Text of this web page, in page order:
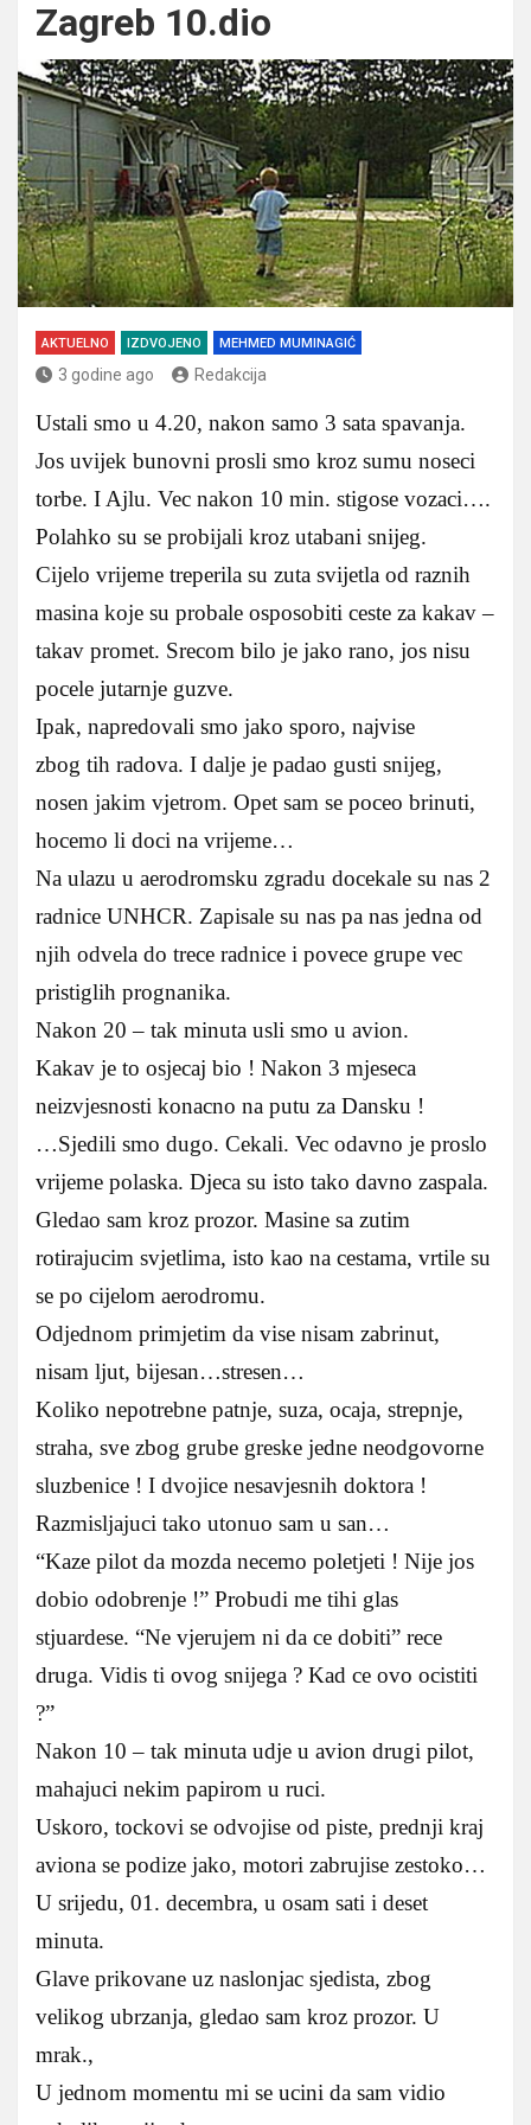
Zagreb 10.dio
AKTUELNO IZDVOJENO MEHMED MUMINAGIĆ
3 godine ago Redakcija
Ustali smo u 4.20, nakon samo 3 sata spavanja.
Jos uvijek bunovni prosli smo kroz sumu noseci
torbe. I Ajlu. Vec nakon 10 min. stigose vozaci….
Polahko su se probijali kroz utabani snijeg.
Cijelo vrijeme treperila su zuta svijetla od raznih
masina koje su probale osposobiti ceste za kakav –
takav promet. Srecom bilo je jako rano, jos nisu
pocele jutarnje guzve.
Ipak, napredovali smo jako sporo, najvise
zbog tih radova. I dalje je padao gusti snijeg,
nosen jakim vjetrom. Opet sam se poceo brinuti,
hocemo li doci na vrijeme…
Na ulazu u aerodromsku zgradu docekale su nas 2
radnice UNHCR. Zapisale su nas pa nas jedna od
njih odvela do trece radnice i povece grupe vec
pristiglih prognanika.
Nakon 20 – tak minuta usli smo u avion.
Kakav je to osjecaj bio ! Nakon 3 mjeseca
neizvjesnosti konacno na putu za Dansku !
…Sjedili smo dugo. Cekali. Vec odavno je proslo
vrijeme polaska. Djeca su isto tako davno zaspala.
Gledao sam kroz prozor. Masine sa zutim
rotirajucim svjetlima, isto kao na cestama, vrtile su
se po cijelom aerodromu.
Odjednom primjetim da vise nisam zabrinut,
nisam ljut, bijesan…stresen…
Koliko nepotrebne patnje, suza, ocaja, strepnje,
straha, sve zbog grube greske jedne neodgovorne
sluzbenice ! I dvojice nesavjesnih doktora !
Razmisljajuci tako utonuo sam u san…
“Kaze pilot da mozda necemo poletjeti ! Nije jos
dobio odobrenje !” Probudi me tihi glas
stjuardese. “Ne vjerujem ni da ce dobiti” rece
druga. Vidis ti ovog snijega ? Kad ce ovo ocistiti
?”
Nakon 10 – tak minuta udje u avion drugi pilot,
mahajuci nekim papirom u ruci.
Uskoro, tockovi se odvojise od piste, prednji kraj
aviona se podize jako, motori zabrujise zestoko…
U srijedu, 01. decembra, u osam sati i deset
minuta.
Glave prikovane uz naslonjac sjedista, zbog
velikog ubrzanja, gledao sam kroz prozor. U
mrak.,
U jednom momentu mi se ucini da sam vidio